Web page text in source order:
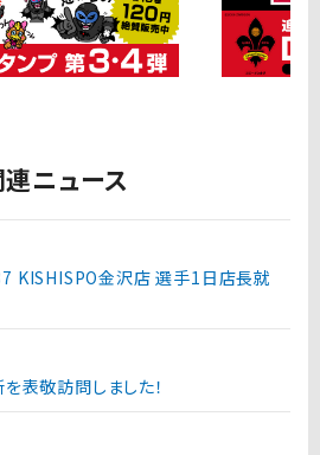
ニュース
KISHISPO金沢店 選手1日店長就
表敬訪問しました！